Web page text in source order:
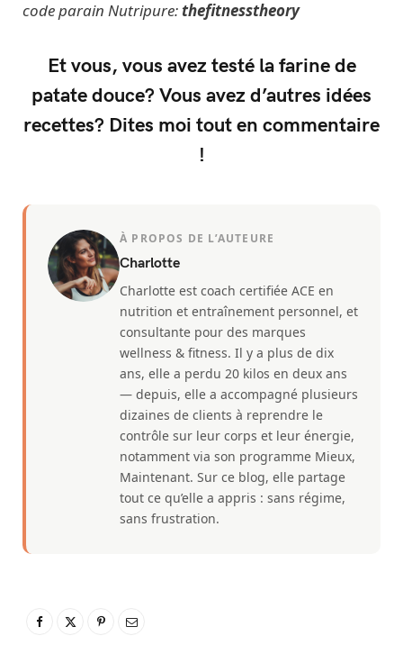
code parain Nutripure: thefitnesstheory
Et vous, vous avez testé la farine de
patate douce? Vous avez d’autres idées
recettes? Dites moi tout en commentaire
!
À PROPOS DE L’AUTEURE
Charlotte
Charlotte est coach certifiée ACE en
nutrition et entraînement personnel, et
consultante pour des marques
wellness & fitness. Il y a plus de dix
ans, elle a perdu 20 kilos en deux ans
— depuis, elle a accompagné plusieurs
dizaines de clients à reprendre le
contrôle sur leur corps et leur énergie,
notamment via son programme Mieux,
Maintenant. Sur ce blog, elle partage
tout ce qu’elle a appris : sans régime,
sans frustration.